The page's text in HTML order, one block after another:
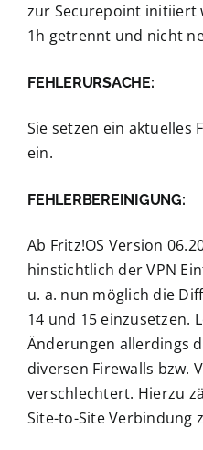
zur Securepoint initiiert
1h getrennt und nicht
FEHLERURSACHE:
Sie setzen ein aktuelles
ein.
FEHLERBEREINIGUNG:
Ab Fritz!OS Version
hinstichtlich der VPN
u. a. nun möglich die
14 und 15 einzusetzen.
Änderungen allerdings
diversen Firewalls bzw.
verschlechtert. Hierzu
Site-to-Site Verbindung